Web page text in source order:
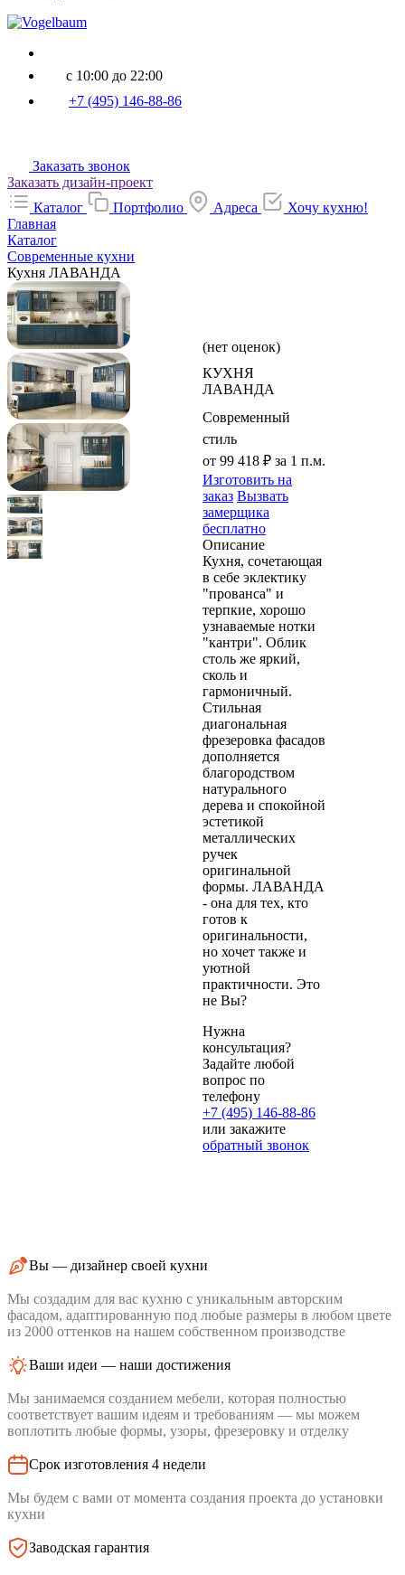
с 10:00 до 22:00
+7 (495) 146-88-86
Заказать звонок
Заказать дизайн-проект
Каталог
Портфолио Адреса
Хочу кухню!
Главная
Каталог
Современные кухни
Кухня ЛАВАНДА
(нет оценок)
КУХНЯ
ЛАВАНДА
Современный
стиль
от 99 418 ₽ за 1 п.м.
Изготовить на
заказ Вызвать
замерщика
бесплатно
Описание
Кухня, сочетающая
в себе эклектику
"прованса" и
терпкие, хорошо
узнаваемые нотки
"кантри". Облик
столь же яркий,
сколь и
гармоничный.
Стильная
диагональная
фрезеровка фасадов
дополняется
благородством
натурального
дерева и спокойной
эстетикой
металлических
ручек
оригинальной
формы. ЛАВАНДА
- она для тех, кто
готов к
оригинальности,
но хочет также и
уютной
практичности. Это
не Вы?
Нужна
консультация?
Задайте любой
вопрос по
телефону
+7 (495) 146-88-86
или закажите
обратный звонок
Вы — дизайнер своей кухни
Мы создадим для вас кухню с уникальным авторским
фасадом, адаптированную под любые размеры в любом цвете
из 2000 оттенков на нашем собственном производстве
Ваши идеи — наши достижения
Мы занимаемся созданием мебели, которая полностью
соответствует вашим идеям и требованиям — мы можем
воплотить любые формы, узоры, фрезеровку и отделку
Срок изготовления 4 недели
Мы будем с вами от момента создания проекта до установки
кухни
Заводская гарантия